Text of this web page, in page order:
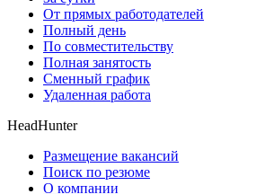
От прямых работодателей
Полный день
По совместительству
Полная занятость
Сменный график
Удаленная работа
HeadHunter
Размещение вакансий
Поиск по резюме
О компании